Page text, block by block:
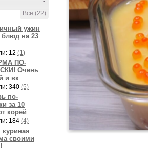
Все (22)
ужин
блюд на 23
12 (1)
ПО-
Очень
и вк
340 (5)
по-
за 10
корей
184 (4)
куриная
своими